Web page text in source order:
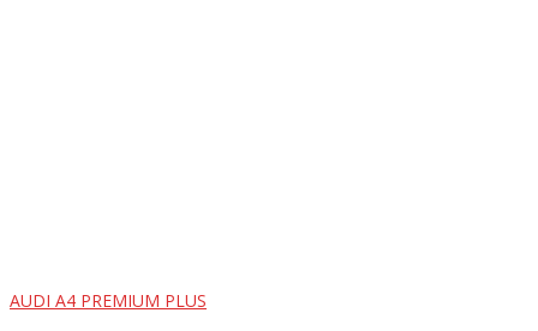
AUDI A4 PREMIUM PLUS